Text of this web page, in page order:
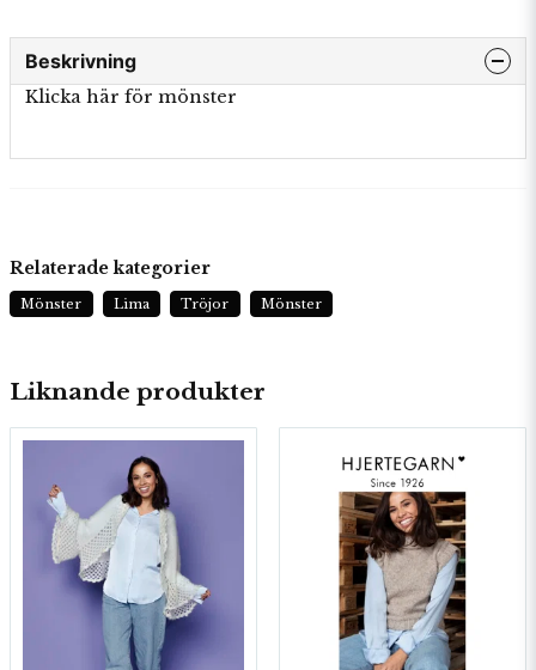
Beskrivning
Klicka här för mönster
Liknande produkter
Relaterade kategorier
Mönster Lima Tröjor Mönster